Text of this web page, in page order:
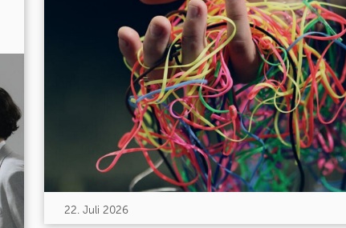
22. Juli 2026